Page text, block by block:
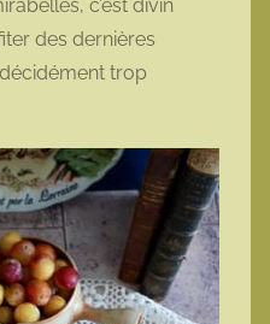
c’est divin
des dernières
trop